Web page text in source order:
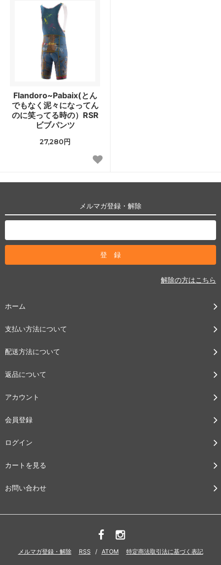
Flandoro~Pabaix(とん
でもなく泥々になってん
のに笑ってる時の）RSR
ビブパンツ
27,280円
メルマガ登録・解除
解除の方はこちら
ホーム
支払い方法について
配送方法について
返品について
アカウント
会員登録
ログイン
カートを見る
お問い合わせ
メルマガ登録・解除 RSS / ATOM 特定商法取引法に基づく表記